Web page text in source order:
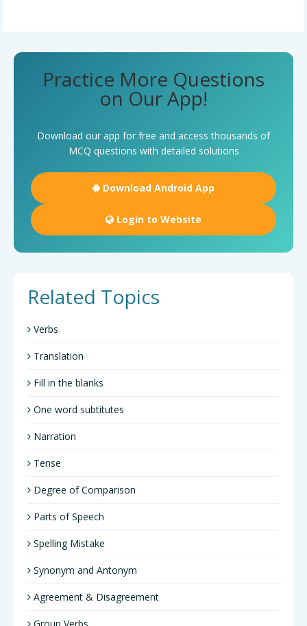
Practice More Questions
on Our App!
Download our app for free and access thousands of
MCQ questions with detailed solutions
Download Android App
Login to Website
Related Topics
Verbs
Translation
Fill in the blanks
One word subtitutes
Narration
Tense
Degree of Comparison
Parts of Speech
Spelling Mistake
Synonym and Antonym
Agreement & Disagreement